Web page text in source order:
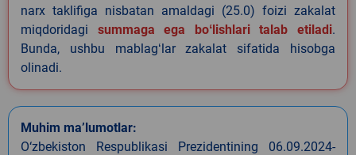
narx taklifiga nisbatan amaldagi (25.0) foizi zakalat
miqdoridagi summaga ega boʻlishlari talab etiladi.
Bunda, ushbu mablagʻlar zakalat sifatida hisobga
olinadi.
Muhim ma’lumotlar:
O‘zbekiston Respublikasi Prezidentining 06.09.2024-